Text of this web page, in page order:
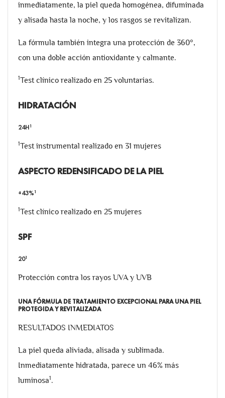
inmediatamente, la piel queda homogénea, difuminada
y alisada hasta la noche, y los rasgos se revitalizan.
La fórmula también integra una protección de 360°,
con una doble acción antioxidante y calmante.
1Test clínico realizado en 25 voluntarias.
HIDRATACIÓN
24H1
1Test instrumental realizado en 31 mujeres
ASPECTO REDENSIFICADO DE LA PIEL
+43%1
1Test clínico realizado en 25 mujeres
SPF
201
Protección contra los rayos UVA y UVB
UNA FÓRMULA DE TRATAMIENTO EXCEPCIONAL PARA UNA PIEL
PROTEGIDA Y REVITALIZADA
RESULTADOS INMEDIATOS
La piel queda aliviada, alisada y sublimada.
Inmediatamente hidratada, parece un 46% más
luminosa1.